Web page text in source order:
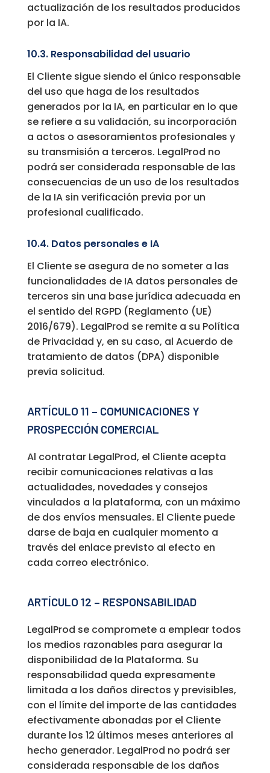
actualización de los resultados producidos
por la IA.
10.3. Responsabilidad del usuario
El Cliente sigue siendo el único responsable
del uso que haga de los resultados
generados por la IA, en particular en lo que
se refiere a su validación, su incorporación
a actos o asesoramientos profesionales y
su transmisión a terceros. LegalProd no
podrá ser considerada responsable de las
consecuencias de un uso de los resultados
de la IA sin verificación previa por un
profesional cualificado.
10.4. Datos personales e IA
El Cliente se asegura de no someter a las
funcionalidades de IA datos personales de
terceros sin una base jurídica adecuada en
el sentido del RGPD (Reglamento (UE)
2016/679). LegalProd se remite a su Política
de Privacidad y, en su caso, al Acuerdo de
tratamiento de datos (DPA) disponible
previa solicitud.
ARTÍCULO 11 – COMUNICACIONES Y
PROSPECCIÓN COMERCIAL
Al contratar LegalProd, el Cliente acepta
recibir comunicaciones relativas a las
actualidades, novedades y consejos
vinculados a la plataforma, con un máximo
de dos envíos mensuales. El Cliente puede
darse de baja en cualquier momento a
través del enlace previsto al efecto en
cada correo electrónico.
ARTÍCULO 12 – RESPONSABILIDAD
LegalProd se compromete a emplear todos
los medios razonables para asegurar la
disponibilidad de la Plataforma. Su
responsabilidad queda expresamente
limitada a los daños directos y previsibles,
con el límite del importe de las cantidades
efectivamente abonadas por el Cliente
durante los 12 últimos meses anteriores al
hecho generador. LegalProd no podrá ser
considerada responsable de los daños